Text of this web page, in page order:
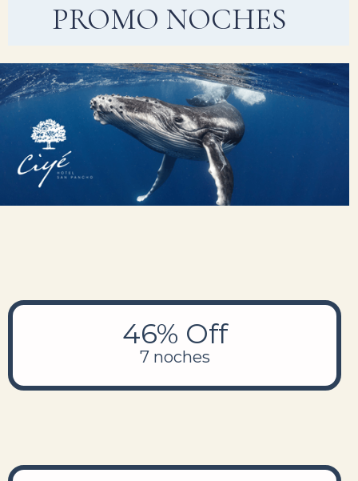
PROMO NOCHES
46% Off
7 noches